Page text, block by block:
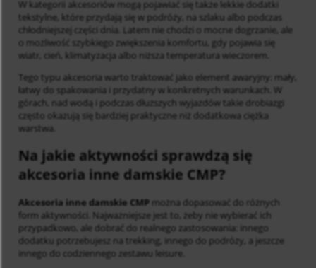
W kategorii akcesoriów mogą pojawiać się także lekkie dodatki
tekstylne, które przydają się w podróży, na szlaku albo podczas
chłodniejszej części dnia. Latem nie chodzi o mocne dogrzanie, ale
o możliwość szybkiego zwiększenia komfortu, gdy pojawia się
wiatr, cień, klimatyzacja albo niższa temperatura wieczorem.
Tego typu akcesoria warto traktować jako element awaryjny: mały,
łatwy do spakowania i przydatny w konkretnych warunkach. W
górach, nad wodą i podczas dłuższych wyjazdów takie drobiazgi
często okazują się bardziej praktyczne niż dodatkowa ciężka
warstwa.
Na jakie aktywności sprawdzą się
akcesoria inne damskie CMP?
Akcesoria inne damskie CMP można dopasować do różnych
form aktywności. Najważniejsze jest to, żeby nie wybierać ich
przypadkowo, ale dobrać do realnego zastosowania: innego
dodatku potrzebujesz na trekking, innego do podróży, a jeszcze
innego do codziennego zestawu leisure.